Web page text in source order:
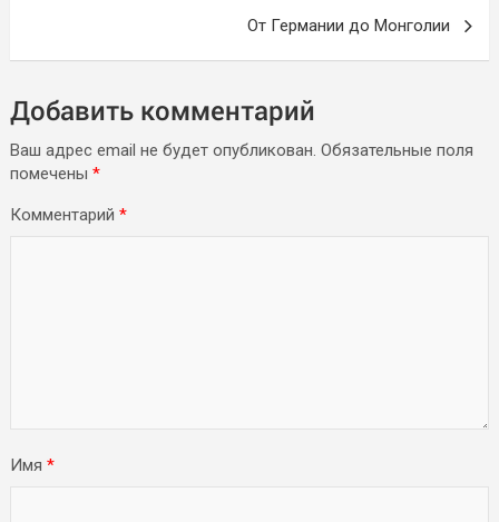
От Германии до Монголии
Добавить комментарий
Ваш адрес email не будет опубликован. Обязательные поля
помечены *
Комментарий *
Имя *